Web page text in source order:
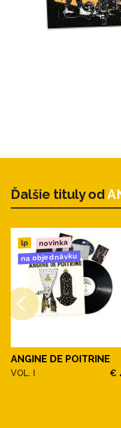
Ďalšie tituly od
lp novinka
na objednávku
ANGINE DE POITRINE
VOL. I €